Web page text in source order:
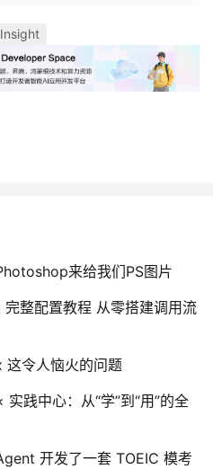
来给我们PS图片
整配置教程 从零搭建调用流
这令人恼火的问题
践中心：从“学”到“用”的全
开发了一套 TOEIC 模考